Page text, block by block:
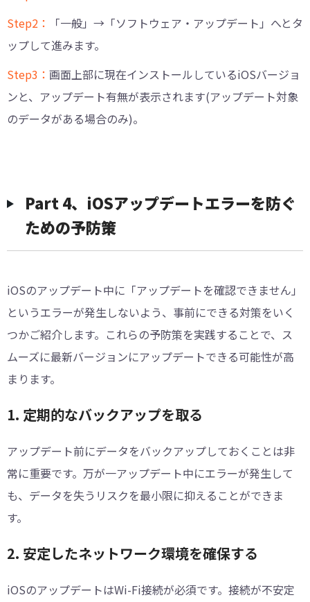
Step2：
「一般」→「ソフトウェア・アップデート」へとタ
ップして進みます。
Step3： 画面上部に現在インストールしているiOSバージョ
ンと、アップデート有無が表示されます(アップデート対象
のデータがある場合のみ)。
Part 4、iOSアップデートエラーを防ぐ
ための予防策
iOSのアップデート中に「アップデートを確認できません」
というエラーが発生しないよう、事前にできる対策をいく
つかご紹介します。これらの予防策を実践することで、ス
ムーズに最新バージョンにアップデートできる可能性が高
まります。
1. 定期的なバックアップを取る
アップデート前にデータをバックアップしておくことは非
常に重要です。万が一アップデート中にエラーが発生して
も、データを失うリスクを最小限に抑えることができま
す。
2. 安定したネットワーク環境を確保する
iOSのアップデートはWi-Fi接続が必須です。接続が不安定